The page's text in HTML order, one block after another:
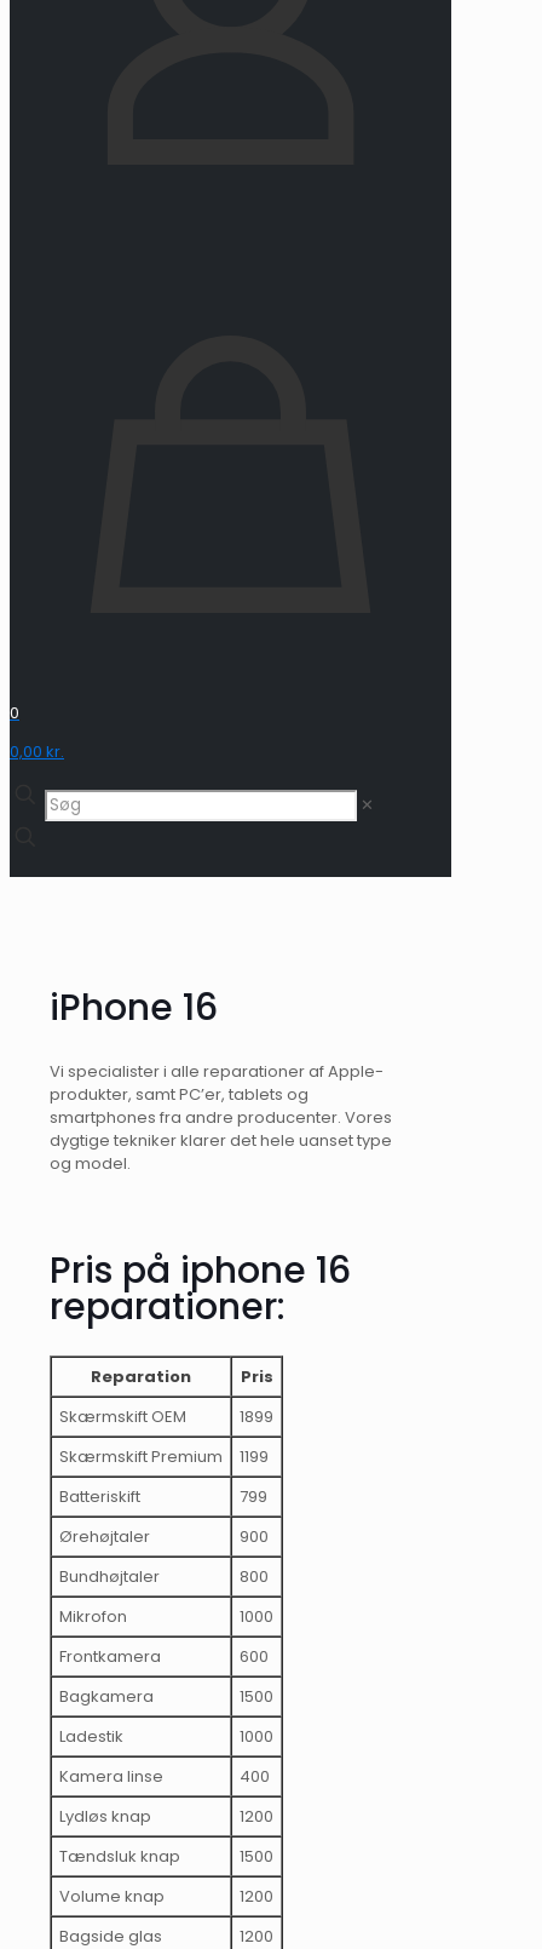
0
0,00 kr.
✕
iPhone 16
Vi specialister i alle reparationer af Apple-
produkter, samt PC’er, tablets og
smartphones fra andre producenter. Vores
dygtige tekniker klarer det hele uanset type
og model.
Pris på iphone 16
reparationer:
Reparation
Pris
Skærmskift OEM
1899
Skærmskift Premium
1199
Batteriskift
799
Ørehøjtaler
900
Bundhøjtaler
800
Mikrofon
1000
Frontkamera
600
Bagkamera
1500
Ladestik
1000
Kamera linse
400
Lydløs knap
1200
Tændsluk knap
1500
Volume knap
1200
Bagside glas
1200